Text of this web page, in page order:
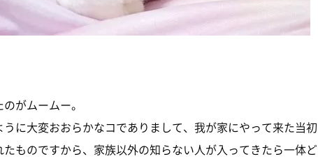
がムームー。
に大変おおらかなコでありまして、我が家にやって来た当初
ものですから、家族以外の知らない人が入ってきたら一体ど